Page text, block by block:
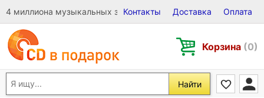
4 миллиона музыкальных записей на Виниле, CD и DVD
Контакты Доставка Оплата
Корзина (0)
Найти